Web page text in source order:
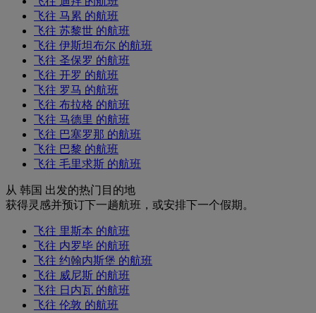
飞往 马累 的航班
飞往 苏黎世 的航班
飞往 伊斯坦布尔 的航班
飞往 圣保罗 的航班
飞往 开罗 的航班
飞往 罗马 的航班
飞往 布拉格 的航班
飞往 马德里 的航班
飞往 巴塞罗那 的航班
飞往 巴黎 的航班
飞往 毛里求斯 的航班
从 韩国 出发的热门目的地
获得灵感并预订下一趟航班，或安排下一个假期。
飞往 里斯本 的航班
飞往 内罗毕 的航班
飞往 约翰内斯堡 的航班
飞往 威尼斯 的航班
飞往 日内瓦 的航班
飞往 伦敦 的航班